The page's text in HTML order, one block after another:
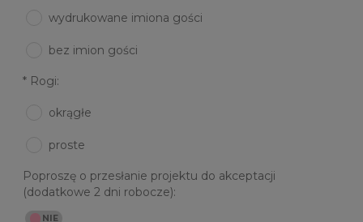
wydrukowane imiona gości
bez imion gości
* Rogi:
okrągłe
proste
Poproszę o przesłanie projektu do akceptacji
(dodatkowe 2 dni robocze):